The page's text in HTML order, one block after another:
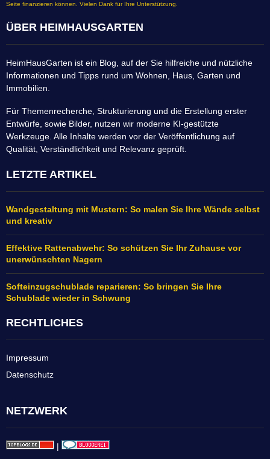
Seite finanzieren können. Vielen Dank für Ihre Unterstützung.
ÜBER HEIMHAUSGARTEN
HeimHausGarten ist ein Blog, auf der Sie hilfreiche und nützliche
Informationen und Tipps rund um Wohnen, Haus, Garten und
Immobilien.
Für Themenrecherche, Strukturierung und die Erstellung erster
Entwürfe, sowie Bilder, nutzen wir moderne KI-gestützte
Werkzeuge. Alle Inhalte werden vor der Veröffentlichung auf
Qualität, Verständlichkeit und Relevanz geprüft.
LETZTE ARTIKEL
Wandgestaltung mit Mustern: So malen Sie Ihre Wände selbst
und kreativ
Effektive Rattenabwehr: So schützen Sie Ihr Zuhause vor
unerwünschten Nagern
Softeinzugschublade reparieren: So bringen Sie Ihre
Schublade wieder in Schwung
RECHTLICHES
Impressum
Datenschutz
NETZWERK
|